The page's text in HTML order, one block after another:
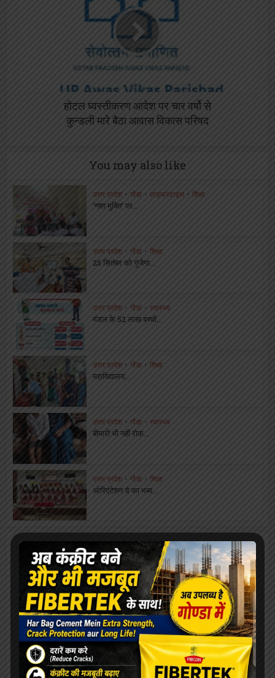
होटल घ्वस्तीकरण आदेश पर चार वर्षो से
कुन्डली मारे बैठा आवास विकास परिषद
You may also like
उत्तर प्रदेश • गोंडा • लाइफस्टाइल • शिक्षा
‘नशा मुक्ति’ पर...
उत्तर प्रदेश • गोंडा शिक्षा
25 सितंबर को गूंजेगा...
उत्तर प्रदेश गोंडा • स्वास्थ्य
मंडल के 52 लाख बच्चों...
उत्तर प्रदेश • गोंडा • शिक्षा
महाविद्यालय...
उत्तर प्रदेश • गोंडा • स्वास्थ्य
बीमारी भी नहीं रोक...
उत्तर प्रदेश • गोंडा • शिक्षा
ओरिएंटेशन डे का भब्य...
About the author
राजेंद्र सिंह